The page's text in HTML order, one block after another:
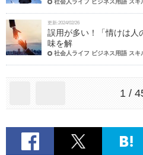
社会人ライフ ビジネス用語 スキ
更新:2024/02/26
誤用が多い！「情けは人
味を解
社会人ライフ ビジネス用語 スキ
1 /